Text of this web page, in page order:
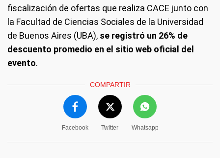
fiscalización de ofertas que realiza CACE junto con
la Facultad de Ciencias Sociales de la Universidad
de Buenos Aires (UBA), se registró un 26% de
descuento promedio en el sitio web oficial del
evento.
COMPARTIR
Facebook Twitter Whatsapp